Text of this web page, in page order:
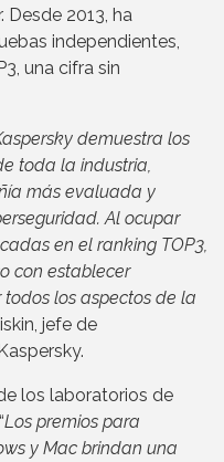
2013, ha
independientes,
una cifra sin
demuestra los
toda la industria,
más evaluada y
Al ocupar
en el ranking TOP3,
con establecer
los aspectos de la
jefe de
los laboratorios de
Los premios para
y Mac brindan una